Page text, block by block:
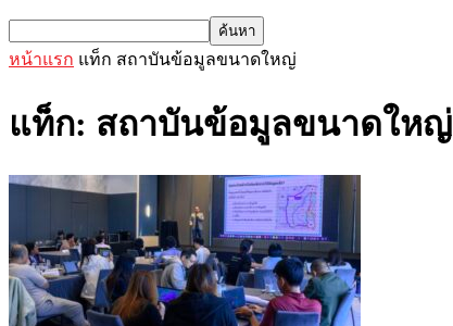
หน้าแรก แท็ก สถาบันข้อมูลขนาดใหญ่
แท็ก: สถาบันข้อมูลขนาดใหญ่